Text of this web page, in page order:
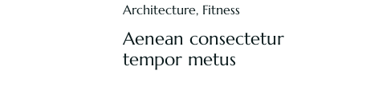
Architecture, Fitness
Aenean consectetur
tempor metus